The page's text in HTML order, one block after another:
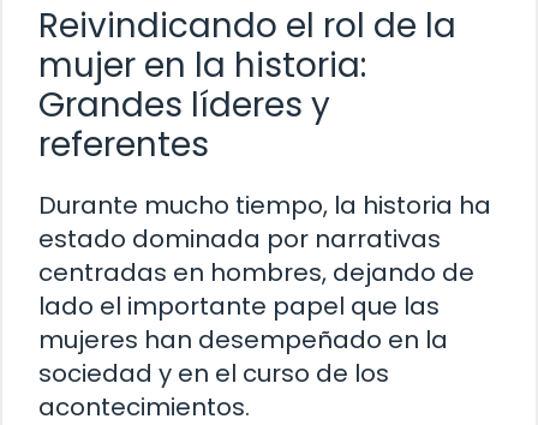
Reivindicando el rol de la
mujer en la historia:
Grandes líderes y
referentes
Durante mucho tiempo, la historia ha
estado dominada por narrativas
centradas en hombres, dejando de
lado el importante papel que las
mujeres han desempeñado en la
sociedad y en el curso de los
acontecimientos.